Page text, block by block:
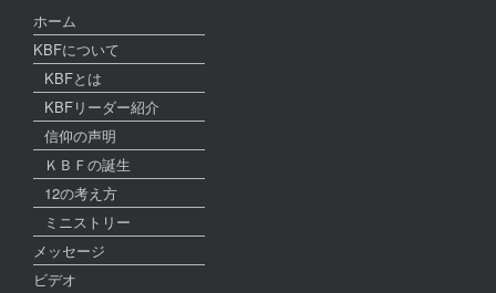
ホーム
KBFについて
KBFとは
KBFリーダー紹介
信仰の声明
ＫＢＦの誕生
12の考え方
ミニストリー
メッセージ
ビデオ